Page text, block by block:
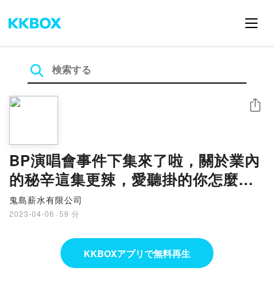
BP演唱會事件下集來了啦，關於業內
的秘辛這集更辣，愛聽掛的你怎麼能
錯過？｜鬼島薪水有限公司 EP.15
鬼島薪水有限公司
2023-04-06 · 59 分
シェア
KKBOXアプリで無料再生